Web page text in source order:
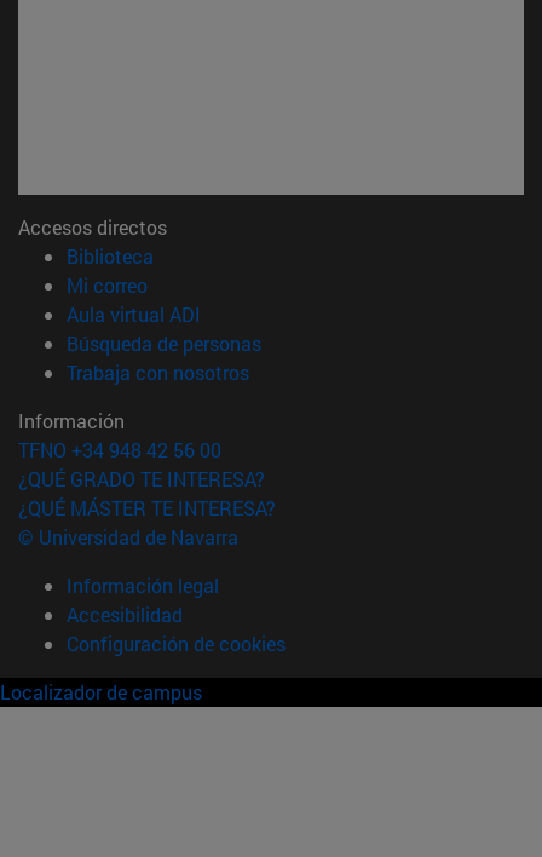
Accesos directos
Biblioteca
Mi correo(abre en nueva ventana)
Aula virtual ADI
Búsqueda de personas(abre en nueva ventana)
Trabaja con nosotros(abre en nueva ventana)
Información
TFNO +34 948 42 56 00
¿QUÉ GRADO TE INTERESA?
¿QUÉ MÁSTER TE INTERESA?
© Universidad de Navarra
Información legal
Accesibilidad
Configuración de cookies
Localizador de campus